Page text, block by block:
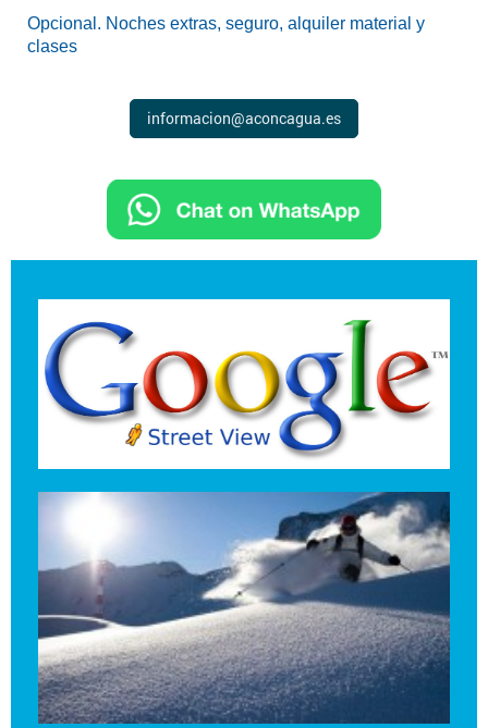
Opcional. Noches extras, seguro, alquiler material y
clases
informacion@aconcagua.es